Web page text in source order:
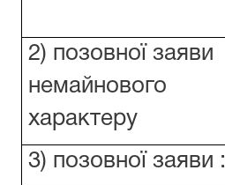
2) позовної заяви
немайнового
характеру
3) позовної заяви :